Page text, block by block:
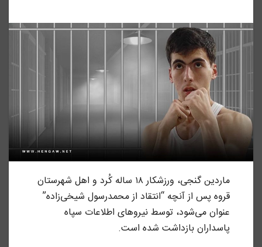
ماردین گنجی، ورزشکار ١٨ ساله کُرد و اهل شهرستان
قروه پس از آنچه “انتقاد از محمدرسول شیخی‌زاده”
عنوان می‌شود، توسط نیروهای اطلاعات سپاه
پاسداران بازداشت شده است.